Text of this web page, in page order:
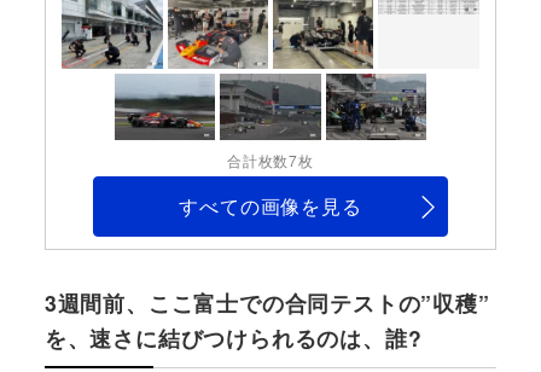
合計枚数7枚
すべての画像を見る
3週間前、ここ富士での合同テストの”収穫”
を、速さに結びつけられるのは、誰?